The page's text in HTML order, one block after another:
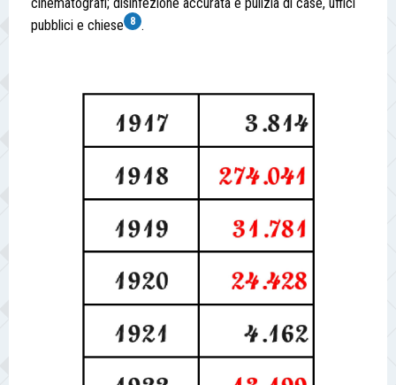
cinematografi; disinfezione accurata e pulizia di case, uffici
pubblici e chiese
8 .